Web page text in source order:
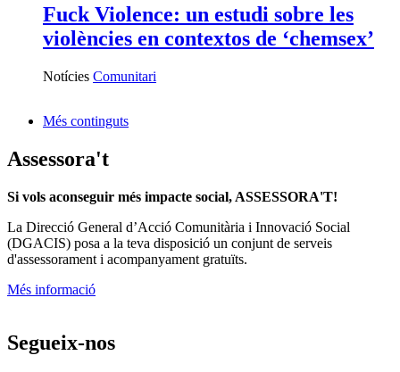
Fuck Violence: un estudi sobre les
violències en contextos de ‘chemsex’
Notícies Comunitari
Més continguts
Assessora't
Si vols aconseguir més impacte social, ASSESSORA'T!
La Direcció General d’Acció Comunitària i Innovació Social
(DGACIS) posa a la teva disposició un conjunt de serveis
d'assessorament i acompanyament gratuïts.
Més informació
Segueix-nos